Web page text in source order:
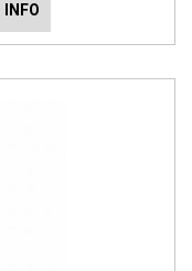
INFO